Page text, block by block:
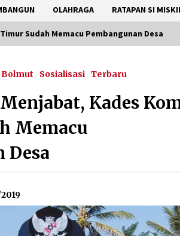
OLAHRAGA RATAPAN SI
Sudah Memacu Pembangunan Desa
Bolmut Sosialisasi Terbaru
Kades
Memacu
Desa